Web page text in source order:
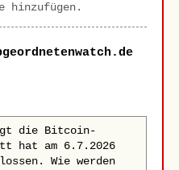
hinzufügen.